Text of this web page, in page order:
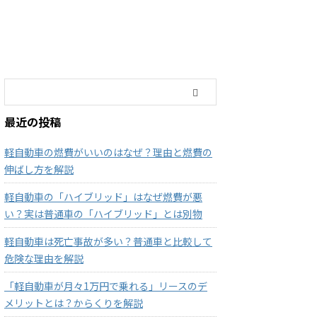
最近の投稿
軽自動車の燃費がいいのはなぜ？理由と燃費の
伸ばし方を解説
軽自動車の「ハイブリッド」はなぜ燃費が悪
い？実は普通車の「ハイブリッド」とは別物
軽自動車は死亡事故が多い？普通車と比較して
危険な理由を解説
「軽自動車が月々1万円で乗れる」リースのデ
メリットとは？からくりを解説